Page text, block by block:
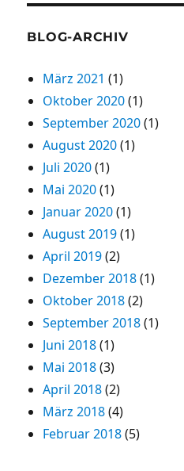
BLOG-ARCHIV
März 2021 (1)
Oktober 2020(1)
September 2020(1)
August 2020(1)
Juli 2020(1)
Mai 2020(1)
Januar 2020(1)
August 2019(1)
April 2019(2)
Dezember 2018(1)
Oktober 2018(2)
September 2018(1)
Juni 2018(1)
Mai 2018(3)
April 2018(2)
März 2018(4)
Februar 2018(5)